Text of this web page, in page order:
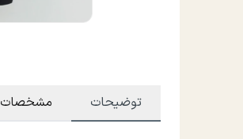
توضیحات مشخصات